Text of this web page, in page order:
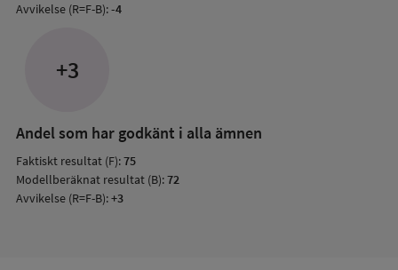
Avvikelse (R=F-B):-4
+3
Andel som har godkänt i alla ämnen
Faktiskt resultat (F):75
Modellberäknat resultat (B):72
Avvikelse (R=F-B):+3